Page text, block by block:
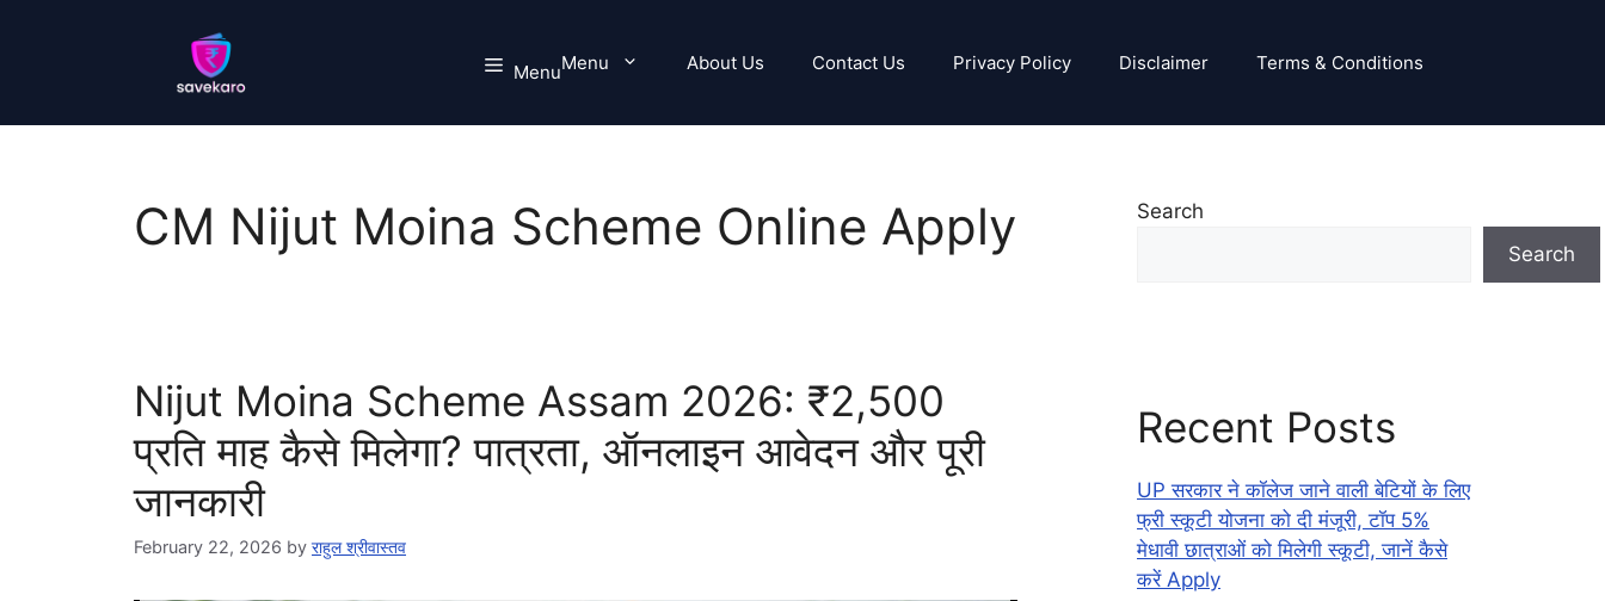
MenuMenu About Us Contact Us Privacy Policy Disclaimer Terms & Conditions
CM Nijut Moina Scheme Online Apply
Nijut Moina Scheme Assam 2026: ₹2,500
प्रति माह कैसे मिलेगा? पात्रता, ऑनलाइन आवेदन और पूरी
जानकारी
February 22, 2026 by राहुल श्रीवास्तव
Search
Search
Recent Posts
UP सरकार ने कॉलेज जाने वाली बेटियों के लिए
फ्री स्कूटी योजना को दी मंजूरी, टॉप 5%
मेधावी छात्राओं को मिलेगी स्कूटी, जानें कैसे
करें Apply